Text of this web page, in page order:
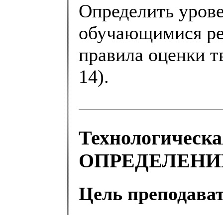
Определить
обучающимися
правила оценки
14).
Цель